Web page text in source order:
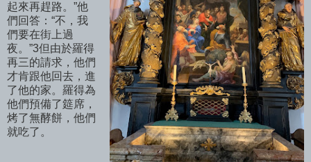
起來再趕路。”他
們回答：“不，我
們要在街上過
夜。”3但由於羅得
再三的請求，他們
才肯跟他回去，進
了他的家。羅得為
他們預備了筵席，
烤了無酵餅，他們
就吃了。